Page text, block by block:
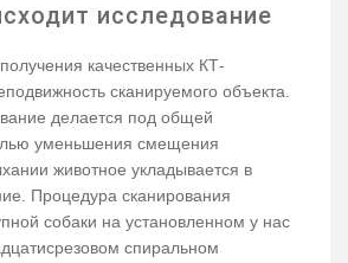
исследование
качественных КТ-
сканируемого объекта.
делается под общей
уменьшения смещения
животное укладывается в
Процедура сканирования
собаки на установленном у нас
спиральном